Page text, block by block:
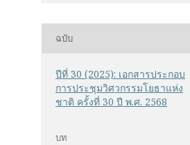
ฉบับ
ปีที่ 30 (2025): เอกสารประกอบ
การประชุมวิศวกรรมโยธาแห่ง
ชาติ ครั้งที่ 30 ปี พ.ศ. 2568
บท